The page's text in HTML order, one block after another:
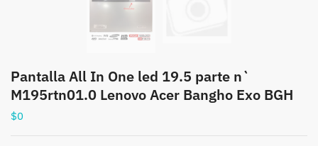
Pantalla All In One led 19.5 parte n`
M195rtn01.0 Lenovo Acer Bangho Exo BGH
$0